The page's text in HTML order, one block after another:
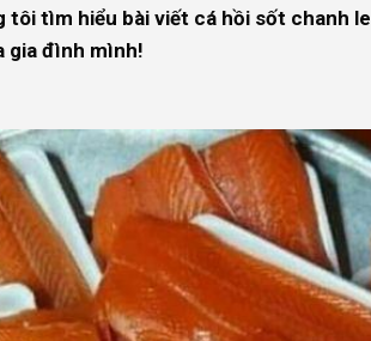
tôi tìm hiểu bài viết cá hồi sốt chanh
gia đình mình!